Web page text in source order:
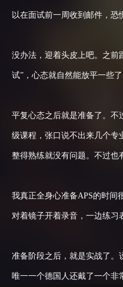
以在面试前一周收到邮件，恐
没办法，迎着头皮上吧。之前
试”，心态就自然能放平一些
平复心态之后就是准备了。
级课程，张口说不出来几个专
整得熟练就没有问题。不过也
我真正全身心准备APS的时间
对着镜子开着录音，一边练习
准备阶段之后，就是实战了。
唯一一个德国人还戴了一个非